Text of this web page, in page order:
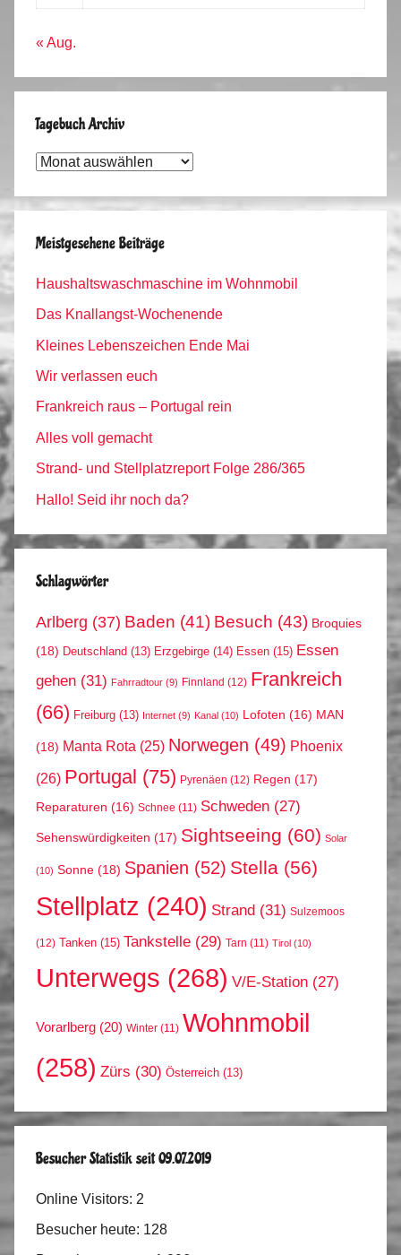
« Aug.
Tagebuch Archiv
Tagebuch
Meistgesehene Beiträge
Haushaltswaschmaschine im Wohnmobil
Das Knallangst-Wochenende
Kleines Lebenszeichen Ende Mai
Wir verlassen euch
Frankreich raus – Portugal rein
Alles voll gemacht
Strand- und Stellplatzreport Folge 286/365
Hallo! Seid ihr noch da?
Schlagwörter
Arlberg (37) Baden (41) Besuch (43) Broquies
(18) Deutschland (13) Erzgebirge (14) Essen (15) Essen
gehen (31) Fahrradtour (9) Finnland (12) Frankreich
(66) Freiburg (13) Internet (9) Kanal (10) Lofoten (16) MAN
(18) Manta Rota (25) Norwegen (49) Phoenix
(26) Portugal (75) Pyrenäen (12) Regen (17)
Reparaturen (16) Schnee (11) Schweden (27)
Sehenswürdigkeiten (17) Sightseeing (60) Solar
(10) Sonne (18) Spanien (52) Stella (56)
Stellplatz (240) Strand (31) Sulzemoos
(12) Tanken (15) Tankstelle (29) Tarn (11) Tirol (10)
Unterwegs (268) V/E-Station (27)
Vorarlberg (20) Winter (11) Wohnmobil
(258) Zürs (30) Österreich (13)
Besucher Statistik seit 09.07.2019
Online Visitors: 2
Besucher heute: 128